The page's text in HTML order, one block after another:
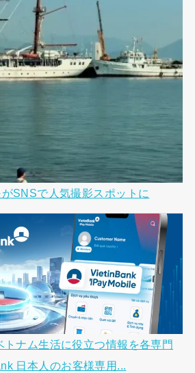
SNSで人気撮影スポットに
トナム生活に役立つ情報を各専門
日本人のお客様専用...